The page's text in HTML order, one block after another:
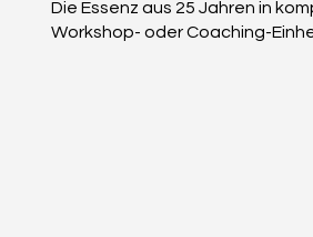
Die Essenz aus 25 Jahren in
Workshop- oder Coaching-